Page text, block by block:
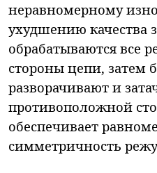
неравномерному
ухудшению качества
обрабатываются все
стороны цепи, затем
разворачивают и
противоположной
обеспечивает
симметричность